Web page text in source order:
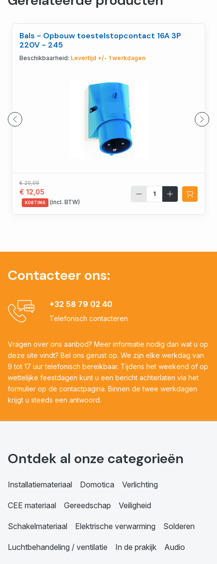
Bals - Opbouw toestelstopcontact 16A 3P
220V - 245
Beschikbaarheid: Levertijd +/- 1 werkdagen
€ 20,09
€ 12,05
KORTING (incl. BTW)
Contacteer ons:
+32 58 79 02 40
Telefonisch contacteren
Vragen over ons aanbod? Meer informatie nodig dan wat u op
deze site vindt? Bel ons gerust op. We zijn elke werkdag van
9 tot 17 uur telefonisch bereikbaar. Tijdens het weekend of op
wettelijke feestdagen kunt u een bericht achterlaten via het
formulier op de contactpagina. Binnen de twee werkdagen
krijgt u steeds een antwoord.
Ontdek al onze categorieën
Installatiemateriaal Domotica Verlichting
CEE materiaal Gereedschap Veiligheid
Schakelmateriaal Elektrische verwarming Solderen
Luchtbehandeling / ventilatie In de prakijk Audio